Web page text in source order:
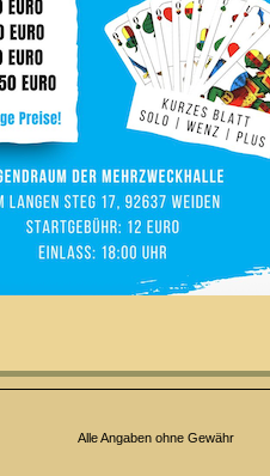
Alle Angaben ohne Gewähr